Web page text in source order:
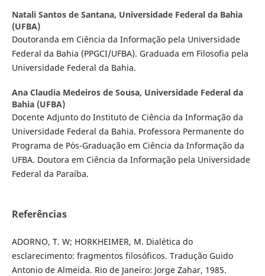
Natali Santos de Santana, Universidade Federal da Bahia
(UFBA)
Doutoranda em Ciência da Informação pela Universidade
Federal da Bahia (PPGCI/UFBA). Graduada em Filosofia pela
Universidade Federal da Bahia.
Ana Claudia Medeiros de Sousa, Universidade Federal da
Bahia (UFBA)
Docente Adjunto do Instituto de Ciência da Informação da
Universidade Federal da Bahia. Professora Permanente do
Programa de Pós-Graduação em Ciência da Informação da
UFBA. Doutora em Ciência da Informação pela Universidade
Federal da Paraíba.
Referências
ADORNO, T. W; HORKHEIMER, M. Dialética do
esclarecimento: fragmentos filosóficos. Tradução Guido
Antonio de Almeida. Rio de Janeiro: Jorge Zahar, 1985.